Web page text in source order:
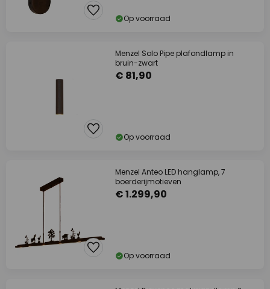
Op voorraad
Menzel Solo Pipe plafondlamp in
bruin-zwart
€ 81,90
Op voorraad
Menzel Anteo LED hanglamp, 7
boerderijmotieven
€ 1.299,90
Op voorraad